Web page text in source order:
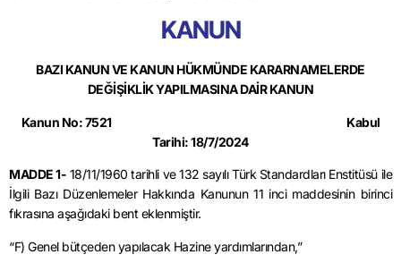
KANUN
BAZI KANUN VE KANUN HÜKMÜNDE KARARNAMELERDE
DEĞİŞİKLİK YAPILMASINA DAİR KANUN
Kanun No: 7521 Kabul
Tarihi: 18/7/2024
MADDE 1- 18/11/1960 tarihli ve 132 sayılı Türk Standardları Enstitüsü ile
İlgili Bazı Düzenlemeler Hakkında Kanunun 11 inci maddesinin birinci
fıkrasına aşağıdaki bent eklenmiştir.
“F) Genel bütçeden yapılacak Hazine yardımlarından,”